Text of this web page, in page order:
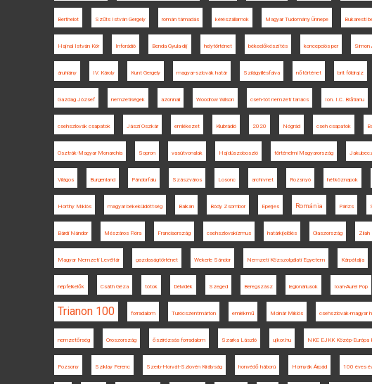
Berthelot Szűts István Gergely román támadás kérészállamok Magyar Tudomány Ünnepe Bukaresti
Hajnal István Kör Inforádió Benda Gyula-díj helytörténet békeelőkészítés koncepciós per Simon
áruhiány IV. Károly Kunt Gergely magyar-szlovák határ Szilágyillésfalva nőtörténet brit földrajz
Gazdag József nemzetiségek azonnali Woodrow Wilson cseh-tót nemzeti tanács Ion. I.C. Brătianu
csehszlovák csapatok Jászi Oszkár emlékezet Klubrádió 2020 Nógrád cseh csapatok
Osztrák-Magyar Monarchia Sopron vasútvonalak Hajdúszoboszló történelmi Magyarország
Világos Burgenland Pándorfalu Szászváros Losonc archívnet Rozsnyó hétköznapok
Horthy Miklós magyar békeküldöttség Balkán Bódy Zsombor Eperjes Románia Párizs
Bárdi Nándor Mészáros Flóra Franciaország csehszlovakizmus határkijelölés Olaszország Zilah
Magyar Nemzeti Levéltár gazdaságtörténet Wekerle Sándor Nemzeti Közszolgálati Egyetem Kárpátalja
népfelkelők Csáth Géza tótok Délvidék Szeged Beregszász legionáriusok Ioan-Aurel Pop
Trianon 100 forradalom Turócszentmárton emlékmű Molnár Miklós csehszlovák-magyar
nemzetőrség Oroszország őszirózsás forradalom Szarka László ujkor.hu NKE EJKK Közép-Európa
Pozsony Sziklay Ferenc Szerb-Horvát-Szlovén Királyság honvédő háború Hornyák Árpád 100 éves